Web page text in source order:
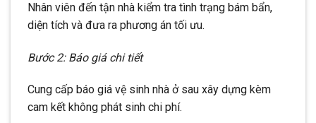
Nhân viên đến tận nhà kiểm tra tình trạng bám bẩn,
diện tích và đưa ra phương án tối ưu.
Bước 2: Báo giá chi tiết
Cung cấp báo giá vệ sinh nhà ở sau xây dựng kèm
cam kết không phát sinh chi phí.